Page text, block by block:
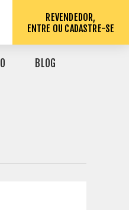
REVENDEDOR,
ENTRE OU CADASTRE-SE
BLOG